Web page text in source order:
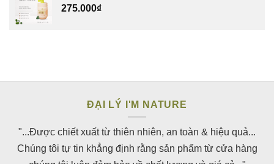
275.000₫
ĐẠI LÝ I'M NATURE
"...Được chiết xuất từ thiên nhiên, an toàn & hiệu quả...
Chúng tôi tự tin khẳng định rằng sản phẩm từ cửa hàng